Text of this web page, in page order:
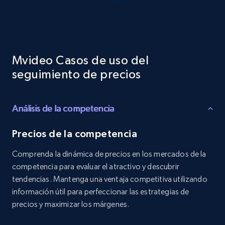
URL, Product id, Listing inventory id, Title, Rating,
price, and more.
1.9K+ 323+ Comenzar ahora
Amazon products search
Mvideo Casos de uso del
seguimiento de precios
Análisis de la competencia
Precios de la competencia
Comprenda la dinámica de precios en los mercados de la
competencia para evaluar el atractivo y descubrir
tendencias. Mantenga una ventaja competitiva utilizando
información útil para perfeccionar las estrategias de
precios y maximizar los márgenes.